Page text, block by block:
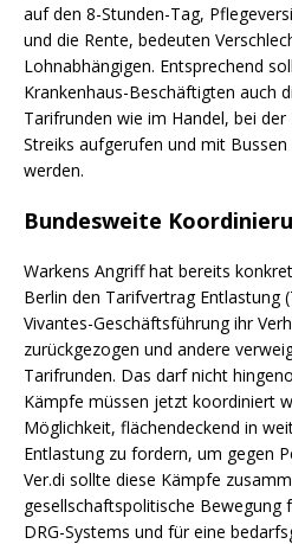
auf den 8-Stunden-Tag,
und die Rente, bedeuten
Lohnabhängigen. Entsprechend
Krankenhaus-Beschäftigten auch
Tarifrunden wie im Handel, bei
Streiks aufgerufen und mit
werden.
Bundesweite
Warkens Angriff hat bereits
Berlin den Tarifvertrag Entlastung
Vivantes-Geschäftsführung ihr
zurückgezogen und andere
Tarifrunden. Das darf nicht
Kämpfe müssen jetzt koordiniert
Möglichkeit, flächendeckend in
Entlastung zu fordern, um gegen
Ver.di sollte diese Kämpfe
gesellschaftspolitische Bewegung
DRG-Systems und für eine